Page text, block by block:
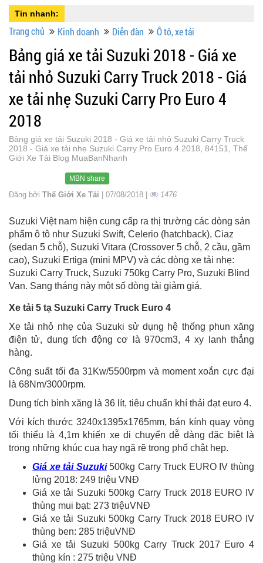
Tin nhanh:
Trang chủ Kinh doanh Diễn đàn Ô tô, xe tải
Bảng giá xe tải Suzuki 2018 - Giá xe
tải nhỏ Suzuki Carry Truck 2018 - Giá
xe tải nhẹ Suzuki Carry Pro Euro 4
2018
Bảng giá xe tải Suzuki 2018 - Giá xe tải nhỏ Suzuki Carry Truck
2018 - Giá xe tải nhẹ Suzuki Carry Pro Euro 4 2018, 84151, Thế
Giới Xe Tải Blog MuaBanNhanh
MBN share
Đăng bởi Thế Giới Xe Tải | 07/08/2018 | 1476
Suzuki Việt nam hiện cung cấp ra thị trường các dòng sản
phẩm ô tô như Suzuki Swift, Celerio (hatchback), Ciaz
(sedan 5 chỗ), Suzuki Vitara (Crossover 5 chỗ, 2 cầu, gầm
cao), Suzuki Ertiga (mini MPV) và các dòng xe tải nhẹ:
Suzuki Carry Truck, Suzuki 750kg Carry Pro, Suzuki Blind
Van. Sang tháng này một số dòng tải giảm giá.
Xe tải 5 tạ Suzuki Carry Truck Euro 4
Xe tải nhỏ nhẹ của Suzuki sử dụng hệ thống phun xăng
điện tử, dung tích động cơ là 970cm3, 4 xy lanh thẳng
hàng.
Công suất tối đa 31Kw/5500rpm và moment xoắn cực đại
là 68Nm/3000rpm.
Dung tích bình xăng là 36 lít, tiêu chuẩn khí thải đạt euro 4.
Với kích thước 3240x1395x1765mm, bán kính quay vòng
tối thiểu là 4,1m khiến xe di chuyển dễ dàng đặc biệt là
trong những khúc cua hay ngã rẽ trong phố chật hẹp.
Giá xe tải Suzuki500kg Carry Truck EURO IV thùng
lửng 2018: 249 triệu VNĐ
Giá xe tải Suzuki 500kg Carry Truck 2018 EURO IV
thùng mui bạt: 273 triệuVNĐ
Giá xe tải Suzuki 500kg Carry Truck 2018 EURO IV
thùng ben: 285 triệuVNĐ
Giá xe tải Suzuki 500kg Carry Truck 2017 Euro 4
thùng kín : 275 triệu VNĐ